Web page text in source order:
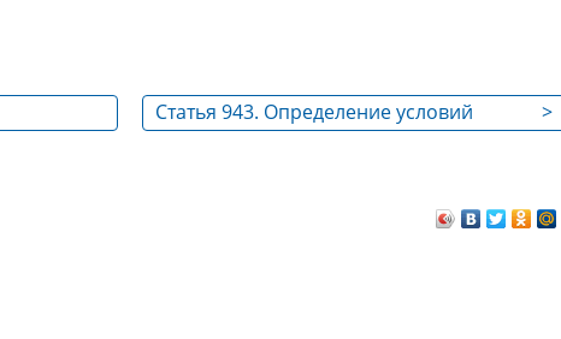
>
Статья 943. Определение условий